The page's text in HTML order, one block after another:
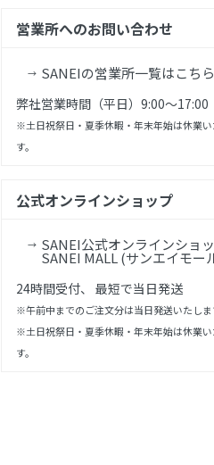
営業所へのお問い合わせ
SANEIの営業所一覧はこちら
弊社営業時間（平日）9:00～17:00
※土日祝祭日・夏季休暇・年末年始は休業い
す。
公式オンラインショップ
SANEI公式オンラインショ
SANEI MALL (サンエイモー
24時間受付、 最短で当日発送
※午前中までのご注文分は当日発送いたしま
※土日祝祭日・夏季休暇・年末年始は休業い
す。